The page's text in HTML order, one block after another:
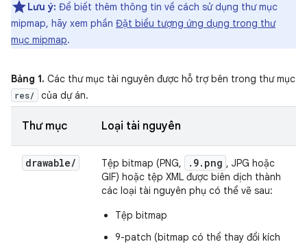
Lưu ý: Để biết thêm thông tin về cách sử dụng thư mục
mipmap, hãy xem phần Đặt biểu tượng ứng dụng trong thư
mục mipmap.
Bảng 1. Các thư mục tài nguyên được hỗ trợ bên trong thư mục
res/ của dự án.
Thư mục Loại tài nguyên
drawable/ Tệp bitmap (PNG, .9.png , JPG hoặc
GIF) hoặc tệp XML được biên dịch thành
các loại tài nguyên phụ có thể vẽ sau:
Tệp bitmap
9-patch (bitmap có thể thay đổi kích